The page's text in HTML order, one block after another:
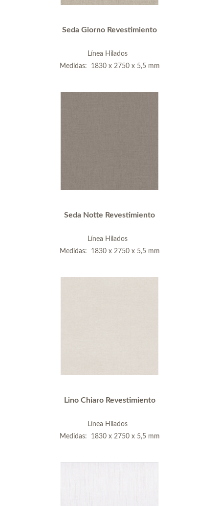
Seda Giorno Revestimiento
Línea Hilados
Medidas: 1830 x 2750 x 5,5 mm
Seda Notte Revestimiento
Línea Hilados
Medidas: 1830 x 2750 x 5,5 mm
Lino Chiaro Revestimiento
Línea Hilados
Medidas: 1830 x 2750 x 5,5 mm